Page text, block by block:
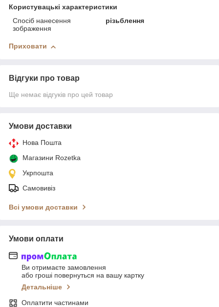
Користувацькі характеристики
Спосіб нанесення
зображення
різьблення
Приховати
Відгуки про товар
Ще немає відгуків про цей товар
Умови доставки
Нова Пошта
Магазини Rozetka
Укрпошта
Самовивіз
Всі умови доставки
Умови оплати
Ви отримаєте замовлення
або гроші повернуться на вашу картку
Детальніше
Оплатити частинами